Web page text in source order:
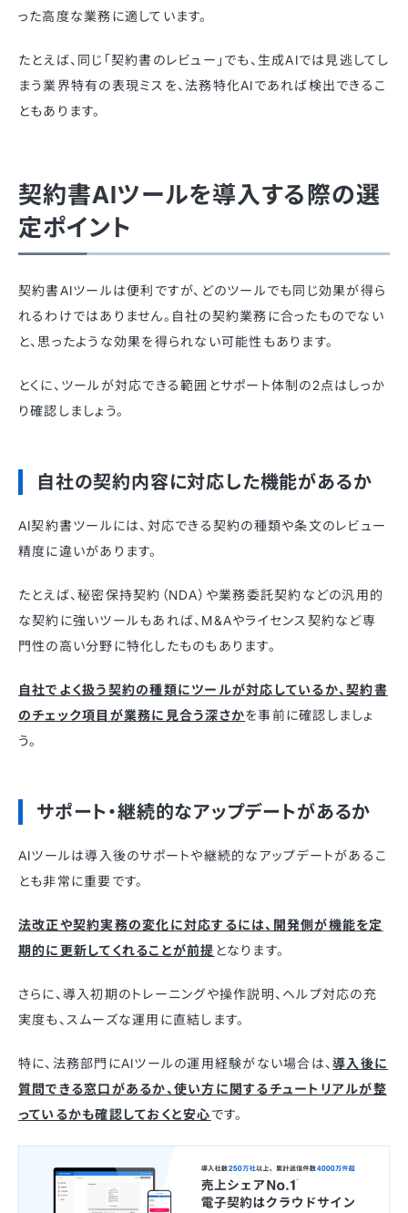
った高度な業務に適しています。
たとえば、同じ「契約書のレビュー」でも、生成AIでは見逃してし
まう業界特有の表現ミスを、法務特化AIであれば検出できるこ
ともあります。
契約書AIツールを導入する際の選
定ポイント
契約書AIツールは便利ですが、どのツールでも同じ効果が得ら
れるわけではありません。自社の契約業務に合ったものでない
と、思ったような効果を得られない可能性もあります。
とくに、ツールが対応できる範囲とサポート体制の2点はしっか
り確認しましょう。
自社の契約内容に対応した機能があるか
AI契約書ツールには、対応できる契約の種類や条文のレビュー
精度に違いがあります。
たとえば、秘密保持契約（NDA）や業務委託契約などの汎用的
な契約に強いツールもあれば、M&Aやライセンス契約など専
門性の高い分野に特化したものもあります。
自社でよく扱う契約の種類にツールが対応しているか、契約書
のチェック項目が業務に見合う深さかを事前に確認しましょ
う。
サポート・継続的なアップデートがあるか
AIツールは導入後のサポートや継続的なアップデートがあるこ
とも非常に重要です。
法改正や契約実務の変化に対応するには、開発側が機能を定
期的に更新してくれることが前提 となります。
さらに、導入初期のトレーニングや操作説明、ヘルプ対応の充
実度も、スムーズな運用に直結します。
特に、法務部門にAIツールの運用経験がない場合は、導入後に
質問できる窓口があるか、使い方に関するチュートリアルが整
っているかも確認しておくと安心です。